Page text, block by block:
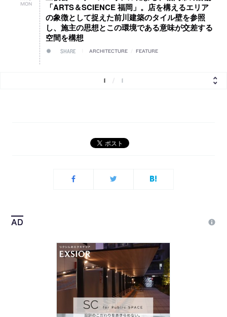
MON
「ARTS＆SCIENCE 福岡」。店を構えるエリア
の象徴として捉えた前川建築のタイル壁を参照
し、施主の思想とこの環境である意味が交差する
空間を構想
SHARE ARCHITECTURE FEATURE
1 1